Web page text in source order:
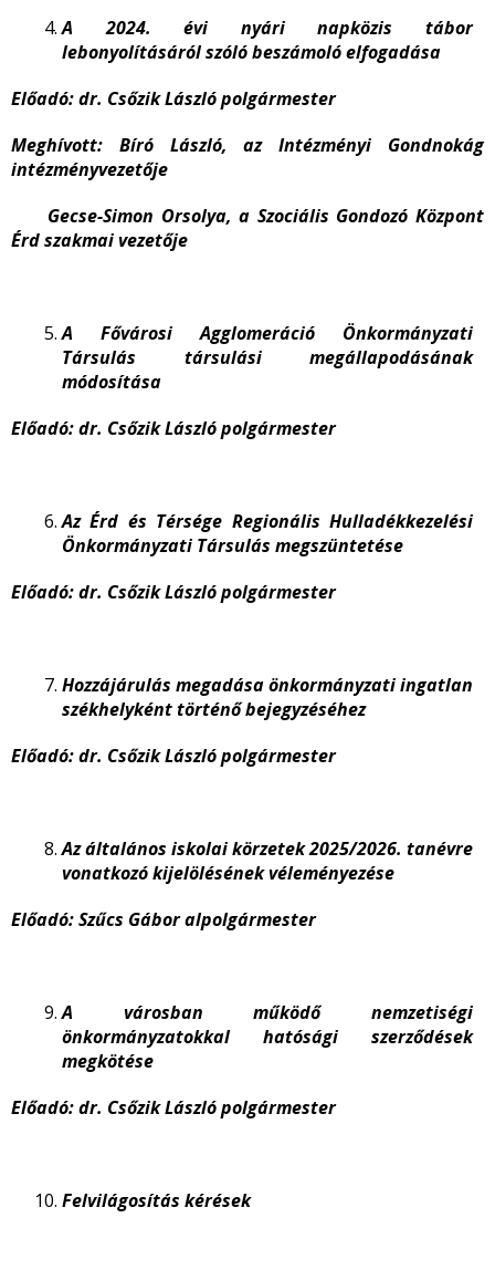
A 2024. évi nyári napközis tábor
lebonyolításáról szóló beszámoló elfogadása
Előadó: dr. Csőzik László polgármester
Meghívott: Bíró László, az Intézményi Gondnokág
intézményvezetője
Gecse-Simon Orsolya, a Szociális Gondozó Központ
Érd szakmai vezetője
A Fővárosi Agglomeráció Önkormányzati
Társulás társulási megállapodásának
módosítása
Előadó: dr. Csőzik László polgármester
Az Érd és Térsége Regionális Hulladékkezelési
Önkormányzati Társulás megszüntetése
Előadó: dr. Csőzik László polgármester
Hozzájárulás megadása önkormányzati ingatlan
székhelyként történő bejegyzéséhez
Előadó: dr. Csőzik László polgármester
Az általános iskolai körzetek 2025/2026. tanévre
vonatkozó kijelölésének véleményezése
Előadó: Szűcs Gábor alpolgármester
A városban működő nemzetiségi
önkormányzatokkal hatósági szerződések
megkötése
Előadó: dr. Csőzik László polgármester
Felvilágosítás kérések